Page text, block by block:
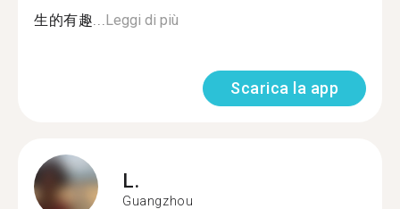
生的有趣...Leggi di più
Scarica la app
L.
Guangzhou